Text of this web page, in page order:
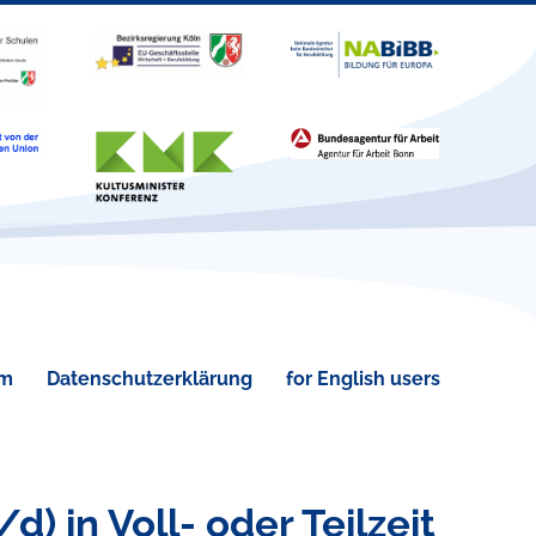
Datenschutzerklärung for English users
in Voll- oder Teilzeit